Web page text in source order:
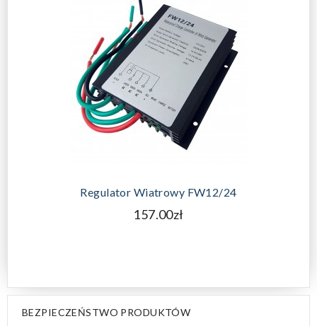
Regulator Wiatrowy FW12/24
157.00zł
BEZPIECZEŃSTWO PRODUKTÓW